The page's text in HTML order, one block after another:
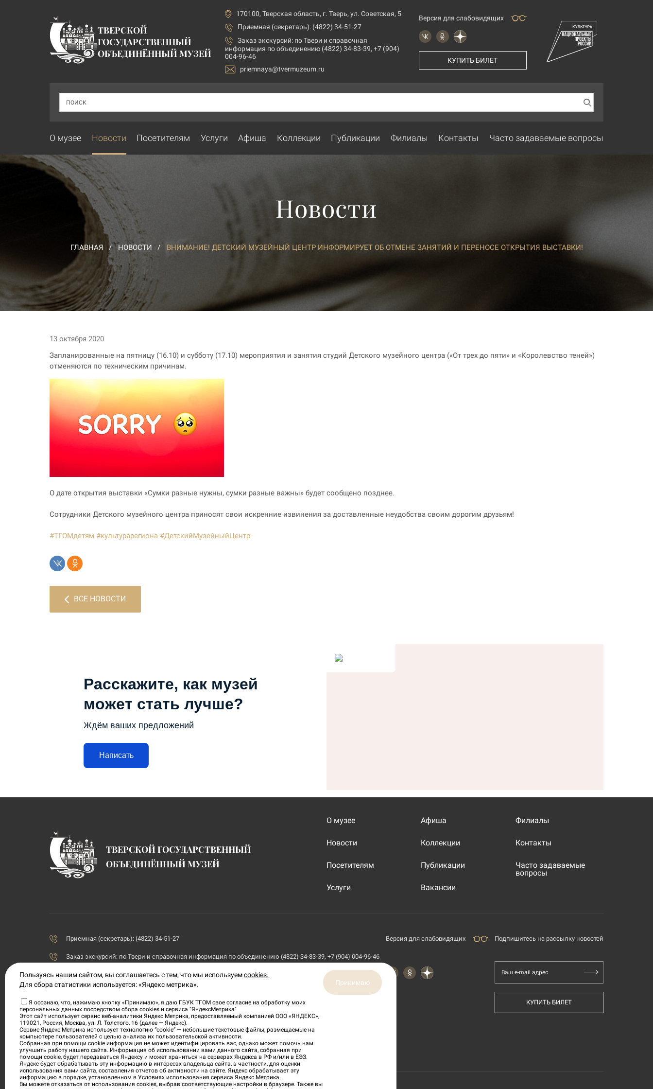
ТВЕРСКОЙ
ГОСУДАРСТВЕННЫЙ
ОБЪЕДИНЁННЫЙ МУЗЕЙ
170100, Тверская область, г. Тверь, ул. Советская, 5
Приемная (секретарь): (4822) 34-51-27
Заказ экскурсий: по Твери и справочная
информация по объединению (4822) 34-83-39, +7 (904)
004-96-46
priemnaya@tvermuzeum.ru
Версия для слабовидящих
КУПИТЬ БИЛЕТ
ПОИСК
О музее Новости Посетителям Услуги Афиша Коллекции Публикации Филиалы Контакты Часто задаваемые вопросы
Новости
ГЛАВНАЯ НОВОСТИ ВНИМАНИЕ! ДЕТСКИЙ МУЗЕЙНЫЙ ЦЕНТР ИНФОРМИРУЕТ ОБ ОТМЕНЕ ЗАНЯТИЙ И ПЕРЕНОСЕ ОТКРЫТИЯ ВЫСТАВКИ!
13 октября 2020
Запланированные на пятницу (16.10) и субботу (17.10) мероприятия и занятия студий Детского музейного центра («От трех до пяти» и «Королевство теней»)
отменяются по техническим причинам.
О дате открытия выставки «Сумки разные нужны, сумки разные важны» будет сообщено позднее.
Сотрудники Детского музейного центра приносят свои искренние извинения за доставленные неудобства своим дорогим друзьям!
#ТГОМдетям #культурарегиона #ДетскийМузейныйЦентр
ВСЕ НОВОСТИ
Расскажите, как музей
может стать лучше?
Ждём ваших предложений
Написать
ТВЕРСКОЙ ГОСУДАРСТВЕННЫЙ
ОБЪЕДИНЁННЫЙ МУЗЕЙ
О музее
Новости
Посетителям
Услуги
Афиша
Коллекции
Публикации
Вакансии
Филиалы
Контакты
Часто задаваемые
вопросы
Приемная (секретарь): (4822) 34-51-27
Заказ экскурсий: по Твери и справочная информация по объединению (4822) 34-83-39, +7 (904) 004-96-46
priemnaya@tvermuzeum.ru
Политика конфиденциальности
Согласие на обработку персональных данных
Условия приобретения электронных билетов
Версия для слабовидящих Подпишитесь на рассылку новостей
Ваш e-mail адрес
КУПИТЬ БИЛЕТ
Пользуясь нашим сайтом, вы соглашаетесь с тем, что мы используемcookies.
Для сбора статистики используется: «Яндекс метрика».
Я осознаю, что, нажимаю кнопку «Принимаю», я даю ГБУК ТГОМ свое согласие на обработку моих
персональных данных посредством сбора cookies и сервиса "ЯндексМетрика"
Этот сайт использует сервис веб-аналитики Яндекс Метрика, предоставляемый компанией ООО «ЯНДЕКС»,
119021, Россия, Москва, ул. Л. Толстого, 16 (далее — Яндекс).
Сервис Яндекс Метрика использует технологию “cookie” — небольшие текстовые файлы, размещаемые на
компьютере пользователей с целью анализа их пользовательской активности.
Собранная при помощи cookie информация не может идентифицировать вас, однако может помочь нам
улучшить работу нашего сайта. Информация об использовании вами данного сайта, собранная при
помощи cookie, будет передаваться Яндексу и может храниться на серверах Яндекса в РФ и/или в ЕЭЗ.
Яндекс будет обрабатывать эту информацию в интересах владельца сайта, в частности, для оценки
использования вами сайта, составления отчетов об активности на сайте. Яндекс обрабатывает эту
информацию в порядке, установленном в Условиях использования сервиса Яндекс Метрика.
Вы можете отказаться от использования cookies, выбрав соответствующие настройки в браузере. Также вы
Принимаю